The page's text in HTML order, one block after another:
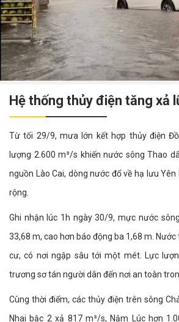
Hệ thống thủy điện tăng xả
Từ tối 29/9, mưa lớn kết hợp thủy điện
lượng 2.600 m³/s khiến nước sông Thao
nguồn Lào Cai, dòng nước đổ về hạ lưu
rộng.
Ghi nhận lúc 1h ngày 30/9, mực nước
33,68 m, cao hơn báo động ba 1,68 m.
cư, có nơi ngập sâu tới một mét. Lực
trương sơ tán người dân đến nơi an toàn
Cùng thời điểm, các thủy điện trên sông
Nhai bậc 2 xả 817 m³/s, Nậm Lúc hơn